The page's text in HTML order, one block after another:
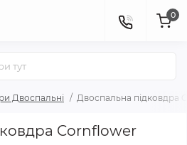
0
Двоспальні Двоспальна підковдра
Cornflower